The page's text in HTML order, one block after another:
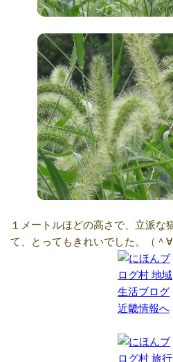
１メートルほどの高さで、立派な
て、とってもきれいでした。（＾∀